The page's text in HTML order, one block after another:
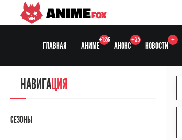
ANIMEFOX
ГЛАВНАЯ АНИМЕ
+1356
АНОНС
+25
НОВОСТИ
+
НАВИГАЦИЯ
СЕЗОНЫ